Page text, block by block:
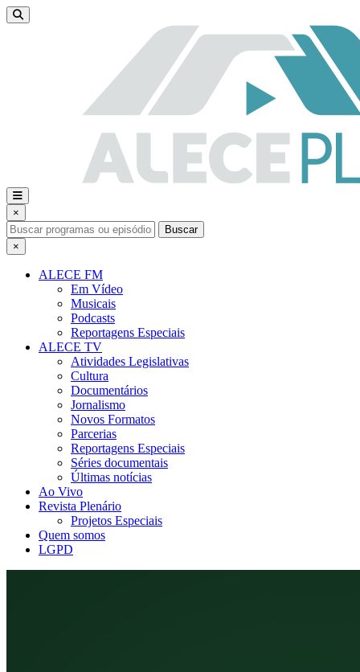
×
Buscar
×
ALECE FM
Em Vídeo
Musicais
Podcasts
Reportagens Especiais
ALECE TV
Atividades Legislativas
Cultura
Documentários
Jornalismo
Novos Formatos
Parcerias
Reportagens Especiais
Séries documentais
Últimas notícias
Ao Vivo
Revista Plenário
Projetos Especiais
Quem somos
LGPD